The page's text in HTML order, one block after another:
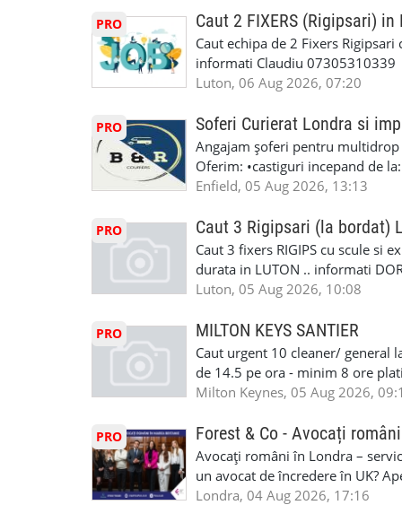
Reparam orice tip de masina
Masina de Drum Lung. ✅
Detailing Auto Interior/Exterior.
WhatsApp Text https://wa.link/
6HB
#AtelierAutoLondra
#RomanianGarageRepair
#RomanianMechanic
#MecaniciProfesionistiLondra
#mecanicmoldoveanlondra
seriozitate.Multumesc anticipat.
PRO Caut 2 FIXERS (Rigipsari) in
Caut echipa de 2 Fixers
informati Claudiu 07305310339
Luton, 06 Aug 2026, 07:20
PRO Soferi Curierat Londra si
Angajam șoferi pentru
Oferim: •castiguri incepand de
pentru cei platitori de VAT si
status obligatoriu •varsta
compania aplica pentru
•oferim: - training platit (3 zile-
nedeterminata. -full time/ part-
masinii). Acceptam cu permis
Enfield - Weybridge - Romford -
programari la interviu apelati
Enfield, 05 Aug 2026, 13:13
PRO Caut 3 Rigipsari (la bordat)
Caut 3 fixers RIGIPS cu scule si
durata in LUTON .. informati
Luton, 05 Aug 2026, 10:08
PRO MILTON KEYS SANTIER
Caut urgent 10 cleaner/ general
de 14.5 pe ora - minim 8 ore
la Amazon. Munca este usoara,
SAPTAMANALA Contact: +44
interesati
Milton Keynes, 05 Aug 2026,
PRO Forest & Co - Avocați
Avocați români în Londra –
un avocat de încredere în UK?
Solicitors, indiferent că ai nevoie
Londra, 04 Aug 2026, 17:16